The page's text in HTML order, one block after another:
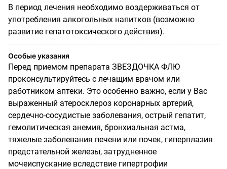
В период лечения необходимо воздерживаться от
употребления алкогольных напитков (возможно
развитие гепатотоксического действия).
Особые указания
Перед приемом препарата ЗВЕЗДОЧКА ФЛЮ
проконсультируйтесь с лечащим врачом или
работником аптеки. Это особенно важно, если у Вас
выраженный атеросклероз коронарных артерий,
сердечно-сосудистые заболевания, острый гепатит,
гемолитическая анемия, бронхиальная астма,
тяжелые заболевания печени или почек, гиперплазия
предстательной железы, затрудненное
мочеиспускание вследствие гипертрофии